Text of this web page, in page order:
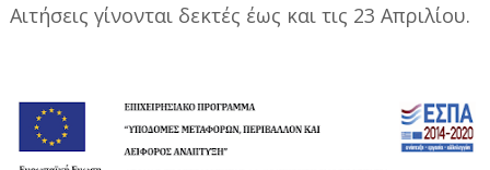
Αιτήσεις γίνονται δεκτές έως και τις 23 Απριλίου.